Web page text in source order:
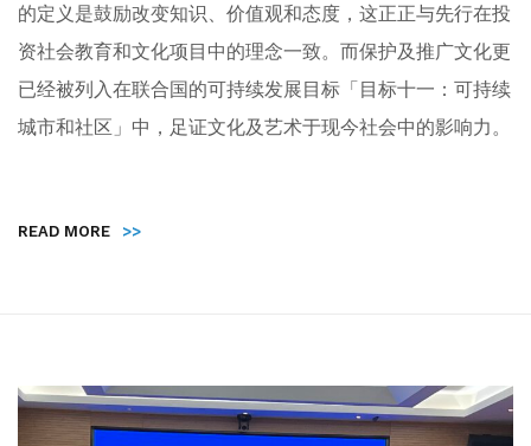
的定义是鼓励改变知识、价值观和态度，这正正与先行在投
资社会教育和文化项目中的理念一致。而保护及推广文化更
已经被列入在联合国的可持续发展目标「目标十一：可持续
城市和社区」中，足证文化及艺术于现今社会中的影响力。
READ MORE >>